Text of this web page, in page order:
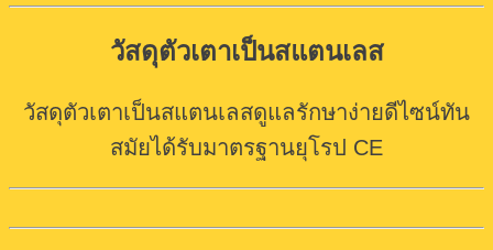
วัสดุตัวเตาเป็นสแตนเลส
วัสดุตัวเตาเป็นสแตนเลสดูแลรักษาง่ายดีไซน์ทัน
สมัยได้รับมาตรฐานยุโรป CE